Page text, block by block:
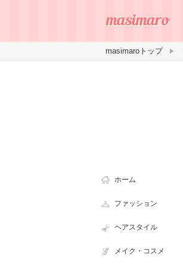
masimaroトップ
ホーム
ファッション
ヘアスタイル
メイク・コスメ